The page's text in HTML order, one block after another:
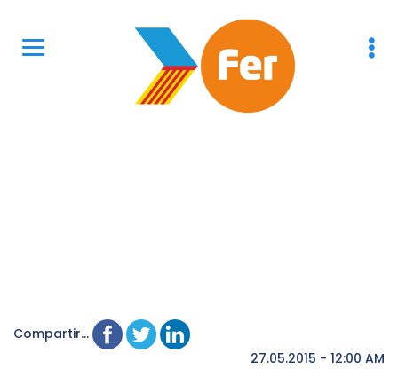
Compartir...
27.05.2015 - 12:00 AM